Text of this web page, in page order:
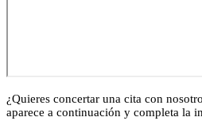
¿Quieres concertar una cita con
aparece a continuación y completa la